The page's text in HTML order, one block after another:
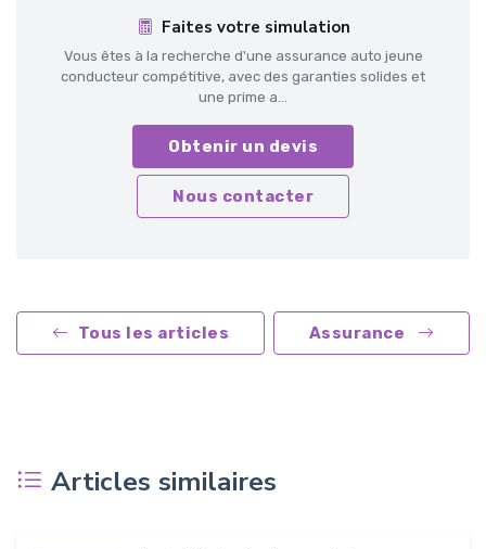
Faites votre simulation
Vous êtes à la recherche d'une assurance auto jeune
conducteur compétitive, avec des garanties solides et
une prime a...
Obtenir un devis
Nous contacter
Tous les articles Assurance
Articles similaires